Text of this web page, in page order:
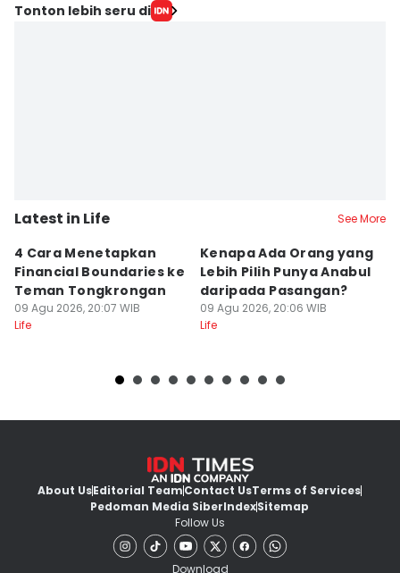
Tonton lebih seru di
Latest in Life See More
4 Cara Menetapkan
Financial Boundaries ke
Teman Tongkrongan
09 Agu 2026, 20:07 WIB
Life
Kenapa Ada Orang yang
Lebih Pilih Punya Anabul
daripada Pasangan?
09 Agu 2026, 20:06 WIB
Life
About UsEditorial TeamContact UsTerms of Services
Pedoman Media SiberIndexSitemap
Follow Us
Download